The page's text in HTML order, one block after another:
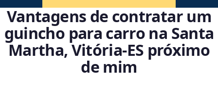
Vantagens de contratar um
guincho para carro na Santa
Martha, Vitória‑ES próximo
de mim